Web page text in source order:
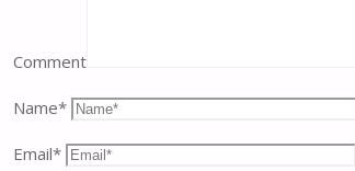
Comment
Name*
Email*